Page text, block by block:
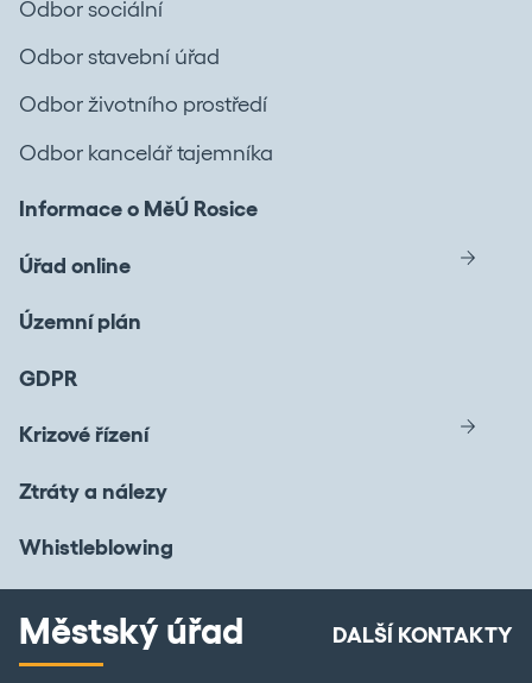
Odbor sociální
Odbor stavební úřad
Odbor životního prostředí
Odbor kancelář tajemníka
Informace o MěÚ Rosice
Úřad online
Územní plán
GDPR
Krizové řízení
Ztráty a nálezy
Whistleblowing
Městský úřad DALŠÍ KONTAKTY